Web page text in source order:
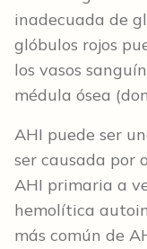
inadecuada de
glóbulos rojos
los vasos
médula ósea
AHI puede ser
ser causada por
AHI primaria a
hemolítica
más común de